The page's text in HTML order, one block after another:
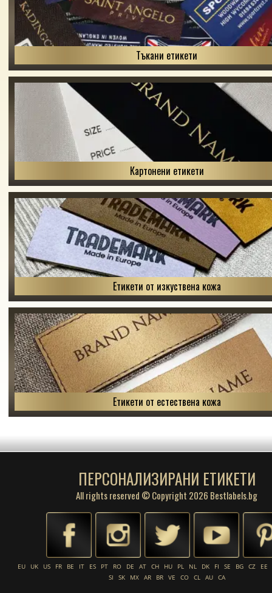
Тъкани етикети
Картонени етикети
Етикети от изкуствена кожа
Етикети от естествена кожа
ПЕРСОНАЛИЗИРАНИ ЕТИКЕТИ
All rights reserved © Copyright 2026 Bestlabels.bg
EU UK US FR BE IT ES PT RO DE AT CH HU PL NL DK FI SE BG CZ
EE
SI
SK MX AR BR VE CO CL AU CA